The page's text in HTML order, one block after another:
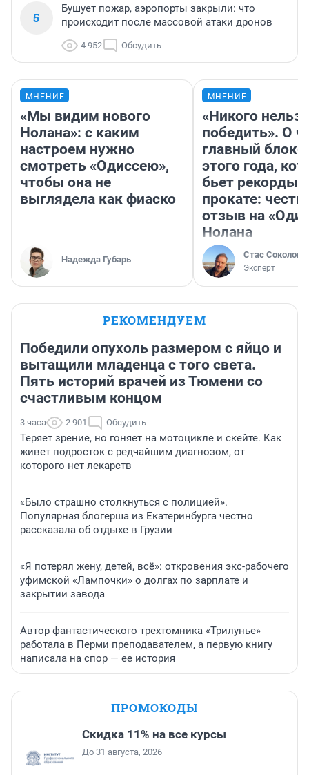
5
Бушует пожар, аэропорты закрыли: что
происходит после массовой атаки дронов
4 952 Обсудить
МНЕНИЕ
«Мы видим нового
Нолана»: с каким
настроем нужно
смотреть «Одиссею»,
чтобы она не
выглядела как фиаско
Надежда Губарь
МНЕНИЕ
«Никого нельзя
победить». О
главный
этого года,
бьет рекорды в
прокате:
отзыв на
Нолана
Стас Соколов
Эксперт
РЕКОМЕНДУЕМ
Победили опухоль размером с яйцо и
вытащили младенца с того света.
Пять историй врачей из Тюмени со
счастливым концом
3 часа 2 901 Обсудить
Теряет зрение, но гоняет на мотоцикле и скейте. Как
живет подросток с редчайшим диагнозом, от
которого нет лекарств
«Было страшно столкнуться с полицией».
Популярная блогерша из Екатеринбурга честно
рассказала об отдыхе в Грузии
«Я потерял жену, детей, всё»: откровения экс-рабочего
уфимской «Лампочки» о долгах по зарплате и
закрытии завода
Автор фантастического трехтомника «Трилунье»
работала в Перми преподавателем, а первую книгу
написала на спор — ее история
ПРОМОКОДЫ
Скидка 11% на все курсы
До 31 августа, 2026